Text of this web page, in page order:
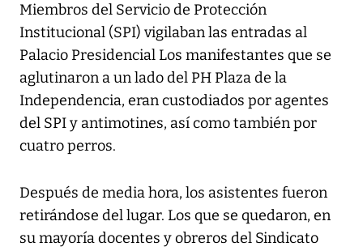
Miembros del Servicio de Protección
Institucional (SPI) vigilaban las entradas al
Palacio Presidencial Los manifestantes que se
aglutinaron a un lado del PH Plaza de la
Independencia, eran custodiados por agentes
del SPI y antimotines, así como también por
cuatro perros.
Después de media hora, los asistentes fueron
retirándose del lugar. Los que se quedaron, en
su mayoría docentes y obreros del Sindicato